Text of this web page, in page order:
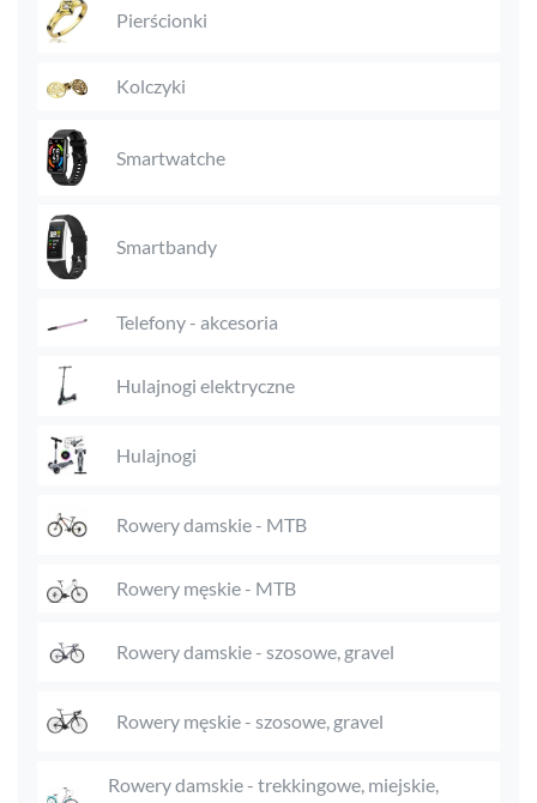
Pierścionki
Kolczyki
Smartwatche
Smartbandy
Telefony - akcesoria
Hulajnogi elektryczne
Hulajnogi
Rowery damskie - MTB
Rowery męskie - MTB
Rowery damskie - szosowe, gravel
Rowery męskie - szosowe, gravel
Rowery damskie - trekkingowe, miejskie,